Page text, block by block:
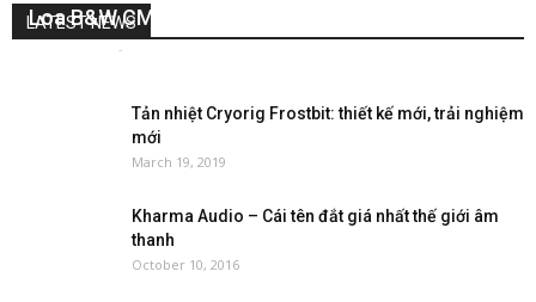
LATEST NEWS
Loa B&W CM9 S2 – Đứa con tinh thần của B&W
-
Tản nhiệt Cryorig Frostbit: thiết kế mới, trải nghiệm
mới
March 19, 2019
Kharma Audio – Cái tên đắt giá nhất thế giới âm
thanh
October 10, 2016